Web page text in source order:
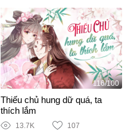
116/100
Thiếu chủ hung dữ quá, ta
thích lắm
13.7K 107